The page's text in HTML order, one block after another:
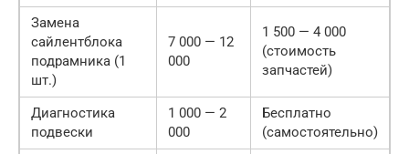
Замена
сайлентблока
подрамника (1
шт.)
7 000 — 12
000
1 500 — 4 000
(стоимость
запчастей)
Диагностика
подвески
1 000 — 2
000
Бесплатно
(самостоятельно)